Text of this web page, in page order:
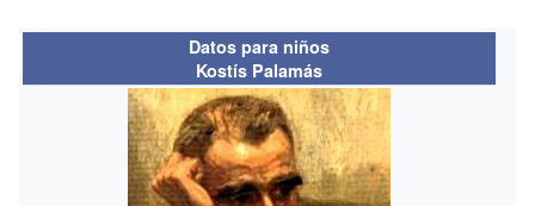
Datos para niños
Kostís Palamás